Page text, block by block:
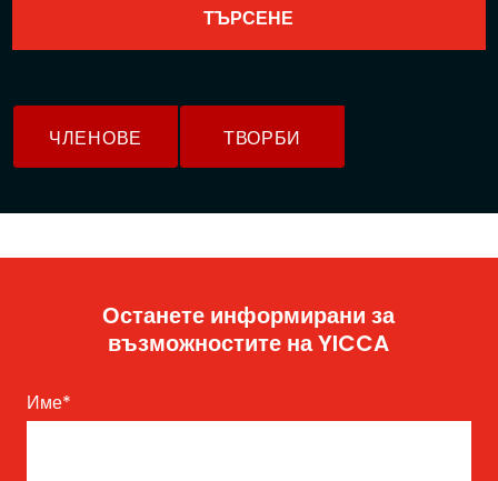
ЧЛЕНОВЕ ТВОРБИ
Останете информирани за
възможностите на YICCA
Име*